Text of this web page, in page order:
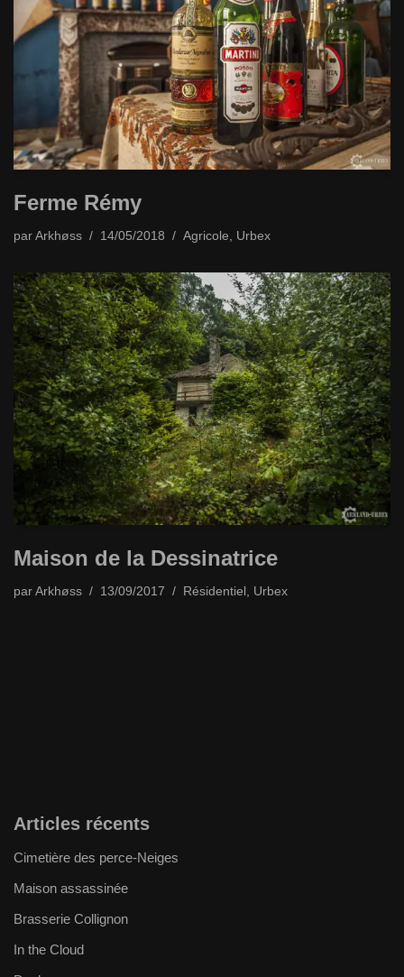
Ferme Rémy
par Arkhøss 14/05/2018 Agricole, Urbex
Maison de la Dessinatrice
par Arkhøss 13/09/2017 Résidentiel , Urbex
Articles récents
Cimetière des perce-Neiges
Maison assassinée
Brasserie Collignon
In the Cloud